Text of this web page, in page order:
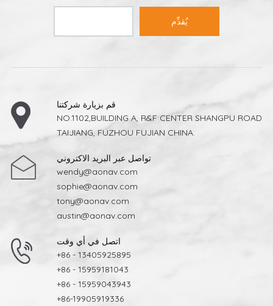
يُقدِّم
قم بزيارة شركتنا
NO.1102,BUILDING A, R&F CENTER SHANGPU ROAD
TAIJIANG, FUZHOU FUJIAN CHINA.
تواصل عبر البريد الاكتروني
wendy@aonav.com
sophie@aonav.com
tony@aonav.com
austin@aonav.com
اتصل في أي وقت
+86 - 13405925895
+86 - 15959181043
+86 - 15959043943
+86-19905919336